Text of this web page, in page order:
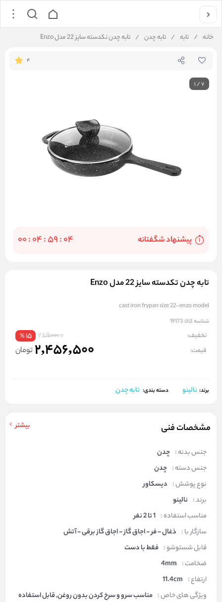
خانه / تابه / تابه چدن / تابه چدن تکدسته سایز 22 مدل Enzo
4
1/7
پيشنهاد شگفتانه 00:04:59:04
تابه چدن تکدسته سایز 22 مدل Enzo
cast iron frypan size 22-enzo model
شناسه کالا:19173
تخفیف: 2890000
15
%
قیمت: 2,456,500 تومان
برند: نالینو دسته بندی: تابه چدن
مشخصات فنی بیشتر
جنس بدنه : چدن
جنس دسته : چدن
نوع پوشش : دیسکاور
برند : نالینو
مناسب استفاده : 1 تا 2 نفر
سازگار با : ذغال - فر - اجاق گاز - اجاق گاز برقی - آتش
قابل شستوشو : فقط با دست
ضخامت : 4mm
ارتفاع : 11.4cm
ویژگی های خاص : مناسب سرو و سرخ کردن بدون روغن, قابل استفاده